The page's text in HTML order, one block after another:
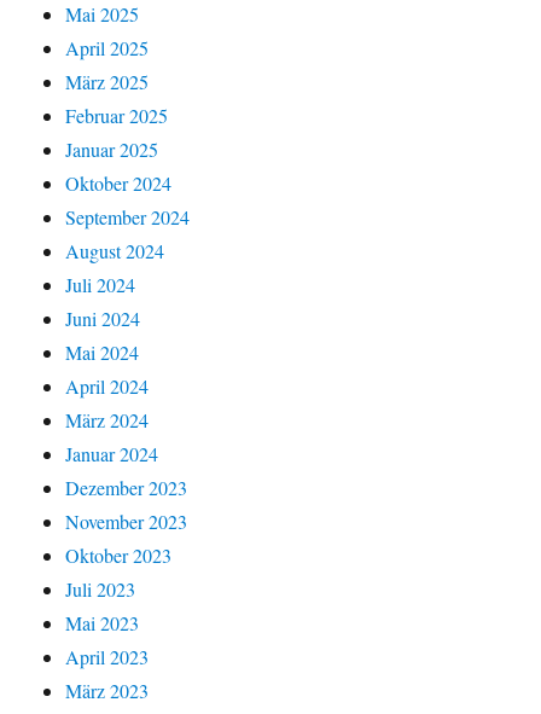
Mai 2025
April 2025
März 2025
Februar 2025
Januar 2025
Oktober 2024
September 2024
August 2024
Juli 2024
Juni 2024
Mai 2024
April 2024
März 2024
Januar 2024
Dezember 2023
November 2023
Oktober 2023
Juli 2023
Mai 2023
April 2023
März 2023